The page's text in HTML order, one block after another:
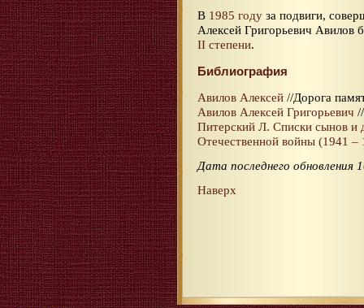
В 1985 году за подвиги,
Алексей Григорьевич Авилов
II степени.
Библиография
Авилов Алексей //Дорога
Авилов Алексей Григорьевич
Питерский Л. Списки сынов и
Отечественной войны (1941 –
Дата последнего обновления
Наверх